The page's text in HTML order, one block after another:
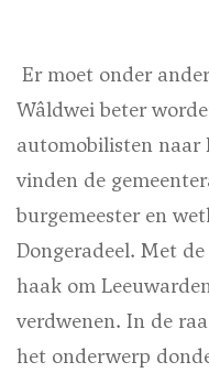
Er moet onder
Wâldwei beter
automobilisten naar
vinden de
burgemeester en
Dongeradeel. Met
haak om
verdwenen. In de
het onderwerp